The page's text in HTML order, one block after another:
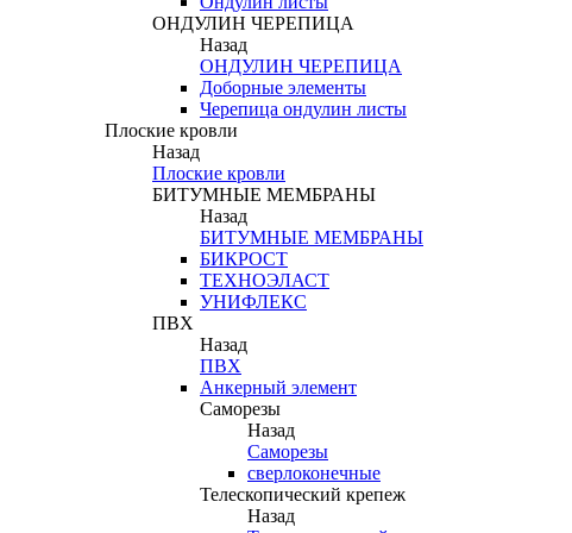
ОНДУЛИН ЧЕРЕПИЦА
Назад
ОНДУЛИН ЧЕРЕПИЦА
Доборные элементы
Черепица ондулин листы
Плоские кровли
Назад
Плоские кровли
БИТУМНЫЕ МЕМБРАНЫ
Назад
БИТУМНЫЕ МЕМБРАНЫ
БИКРОСТ
ТЕХНОЭЛАСТ
УНИФЛЕКС
ПВХ
Назад
ПВХ
Анкерный элемент
Саморезы
Назад
Саморезы
сверлоконечные
Телескопический крепеж
Назад